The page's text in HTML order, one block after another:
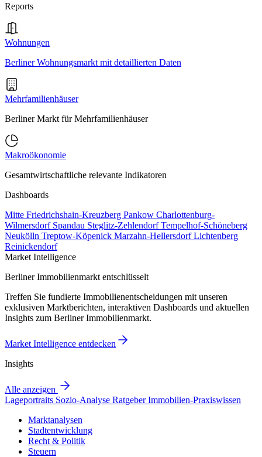
Reports
Wohnungen
Berliner Wohnungsmarkt mit detaillierten Daten
Mehrfamilienhäuser
Berliner Markt für Mehrfamilienhäuser
Makroökonomie
Gesamtwirtschaftliche relevante Indikatoren
Dashboards
Mitte Friedrichshain-Kreuzberg Pankow Charlottenburg-
Wilmersdorf Spandau Steglitz-ZehlendorfTempelhof-Schöneberg
Neukölln Treptow-Köpenick Marzahn-HellersdorfLichtenberg
Reinickendorf
Market Intelligence
Berliner Immobilienmarkt entschlüsselt
Treffen Sie fundierte Immobilienentscheidungen mit unseren
exklusiven Marktberichten, interaktiven Dashboards und aktuellen
Insights zum Berliner Immobilienmarkt.
Market Intelligence entdecken
Insights
Alle anzeigen
Lageportraits Sozio-Analyse RatgeberImmobilien-Praxiswissen
Marktanalysen
Stadtentwicklung
Recht & Politik
Steuern